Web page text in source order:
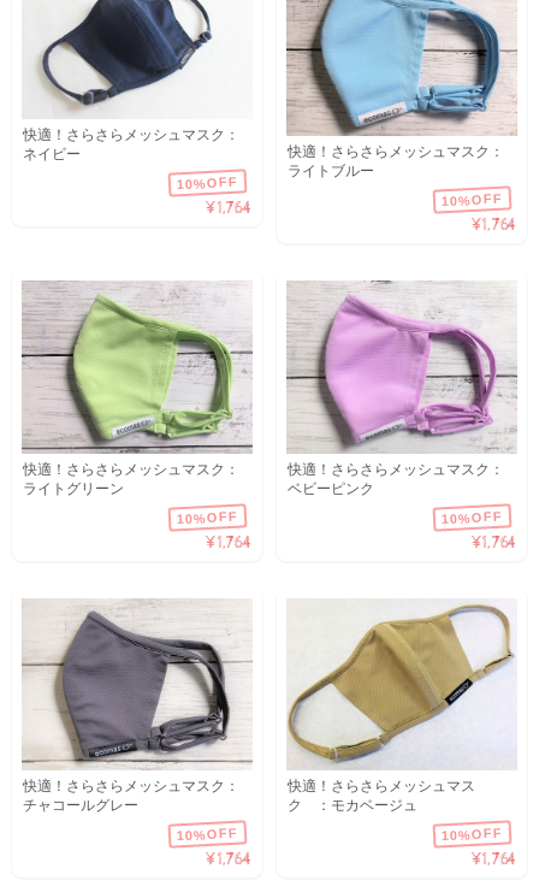
快適！さらさらメッシュマスク：
ネイビー
10%OFF
¥1,764
快適！さらさらメッシュマスク：
ライトブルー
10%OFF
¥1,764
快適！さらさらメッシュマスク：
ライトグリーン
10%OFF
¥1,764
快適！さらさらメッシュマスク：
ベビーピンク
10%OFF
¥1,764
快適！さらさらメッシュマスク：
チャコールグレー
10%OFF
¥1,764
快適！さらさらメッシュマス
ク ：モカベージュ
10%OFF
¥1,764